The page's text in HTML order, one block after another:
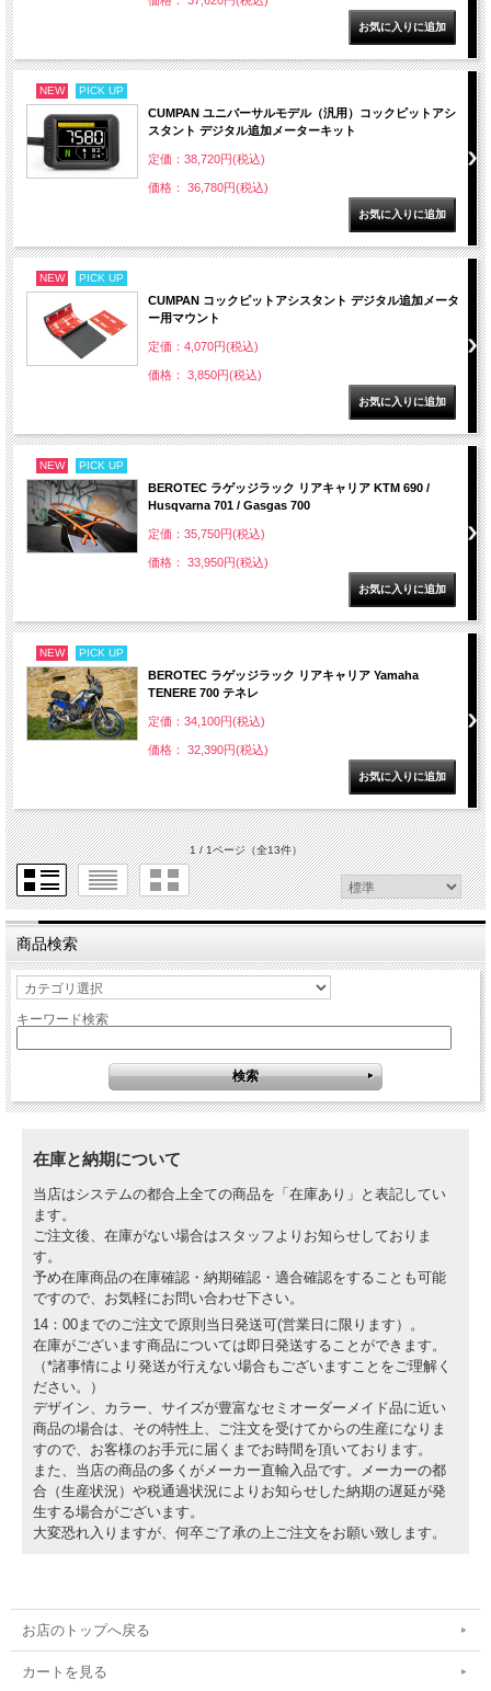
NEW PICK UP
CUMPAN ユニバーサルモデル（汎用）コックピットアシ
スタント デジタル追加メーターキット
定価：38,720円(税込)
価格： 36,780円(税込)
NEW PICK UP
CUMPAN コックピットアシスタント デジタル追加メータ
ー用マウント
定価：4,070円(税込)
価格： 3,850円(税込)
NEW PICK UP
BEROTEC ラゲッジラック リアキャリア KTM 690 /
Husqvarna 701 / Gasgas 700
定価：35,750円(税込)
価格： 33,950円(税込)
NEW PICK UP
BEROTEC ラゲッジラック リアキャリア Yamaha
TENERE 700 テネレ
定価：34,100円(税込)
価格： 32,390円(税込)
1 / 1ページ（全13件）
商品検索
キーワード検索
在庫と納期について
当店はシステムの都合上全ての商品を「在庫あり」と表記してい
ます。
ご注文後、在庫がない場合はスタッフよりお知らせしておりま
す。
予め在庫商品の在庫確認・納期確認・適合確認をすることも可能
ですので、お気軽にお問い合わせ下さい。
14：00までのご注文で原則当日発送可(営業日に限ります）。
在庫がございます商品については即日発送することができます。
（*諸事情により発送が行えない場合もございますことをご理解く
ださい。）
デザイン、カラー、サイズが豊富なセミオーダーメイド品に近い
商品の場合は、その特性上、ご注文を受けてからの生産になりま
すので、お客様のお手元に届くまでお時間を頂いております。
また、当店の商品の多くがメーカー直輸入品です。メーカーの都
合（生産状況）や税通過状況によりお知らせした納期の遅延が発
生する場合がございます。
大変恐れ入りますが、何卒ご了承の上ご注文をお願い致します。
お店のトップへ戻る
カートを見る